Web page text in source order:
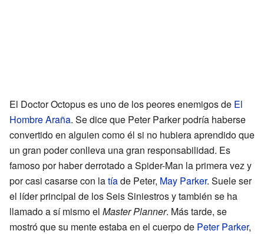
El Doctor Octopus es uno de los peores enemigos de El
Hombre Araña. Se dice que Peter Parker podría haberse
convertido en alguien como él si no hubiera aprendido que
un gran poder conlleva una gran responsabilidad. Es
famoso por haber derrotado a Spider-Man la primera vez y
por casi casarse con latíade Peter, May Parker. Suele ser
el líder principal de los Seis Siniestros y también se ha
llamado a sí mismo el Master Planner. Más tarde, se
mostró que su mente estaba en el cuerpo de Peter Parker,